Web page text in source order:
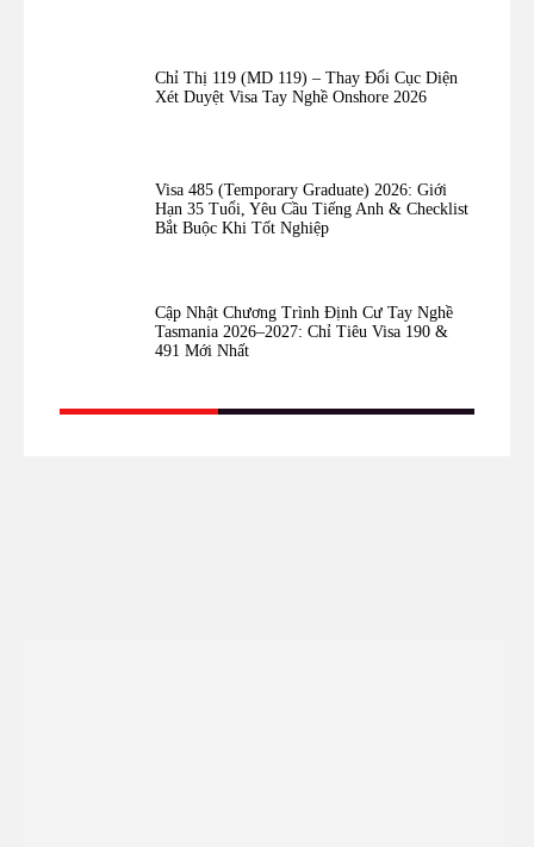
Chỉ Thị 119 (MD 119) – Thay Đổi Cục Diện
Xét Duyệt Visa Tay Nghề Onshore 2026
Visa 485 (Temporary Graduate) 2026: Giới
Hạn 35 Tuổi, Yêu Cầu Tiếng Anh & Checklist
Bắt Buộc Khi Tốt Nghiệp
Cập Nhật Chương Trình Định Cư Tay Nghề
Tasmania 2026–2027: Chỉ Tiêu Visa 190 &
491 Mới Nhất